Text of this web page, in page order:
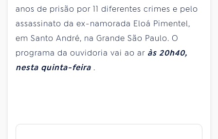
anos de prisão por 11 diferentes crimes e pelo
assassinato da ex-namorada Eloá Pimentel,
em Santo André, na Grande São Paulo. O
programa da ouvidoria vai ao ar às 20h40,
nesta quinta-feira .